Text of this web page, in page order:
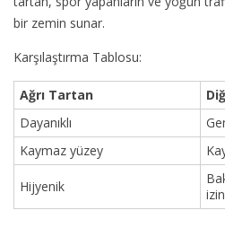
bir zemin sunar.
Karşılaştırma Tablosu:
Ağrı Tartan
Dayanıklı
Kaymaz yüzey
Hijyenik